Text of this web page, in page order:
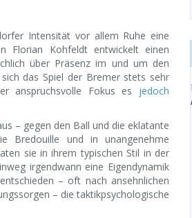
Intensität vor allem Ruhe eine
Florian Kohfeldt entwickelt einen
über Präsenz im und um den
das Spiel der Bremer stets sehr
anspruchsvolle Fokus es jedoch
– gegen den Ball und die eklatante
Bredouille und in unangenehme
sie in ihrem typischen Stil in der
irgendwann eine Eigendynamik
– oft nach ansehnlichen
– die taktikpsychologische